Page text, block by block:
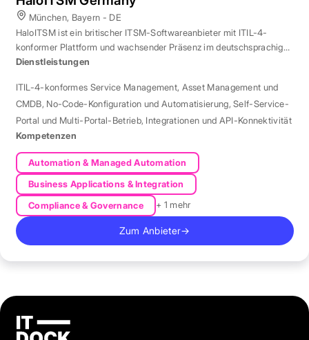
München, Bayern - DE
HaloITSM ist ein britischer ITSM-Softwareanbieter mit ITIL-4-
konformer Plattform und wachsender Präsenz im deutschsprachigen
Markt.
Dienstleistungen
ITIL-4-konformes Service Management, Asset Management und
CMDB, No-Code-Konfiguration und Automatisierung,Self-Service-
Portal und Multi-Portal-Betrieb, Integrationen und API-Konnektivität
Kompetenzen
Automation & Managed Automation
Business Applications & Integration
Compliance & Governance
+ 1 mehr
Zum Anbieter→